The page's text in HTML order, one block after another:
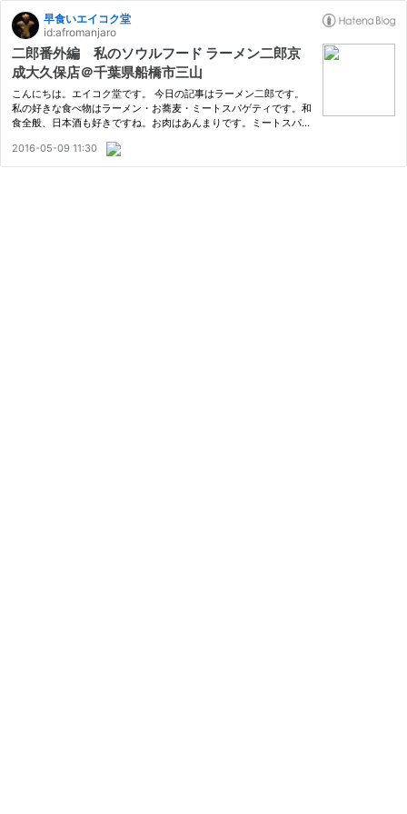
早食いエイコク堂
id:afromanjaro
二郎番外編 私のソウルフード ラーメン二郎京
成大久保店＠千葉県船橋市三山
こんにちは。エイコク堂です。 今日の記事はラーメン二郎です。
私の好きな食べ物はラーメン・お蕎麦・ミートスパゲティです。和
食全般、日本酒も好きですね。お肉はあんまりです。ミートスパは
か、お蕎麦です。この数ヶ月は夏に向けたダイエットのためにお
蕎…
2016-05-09 11:30